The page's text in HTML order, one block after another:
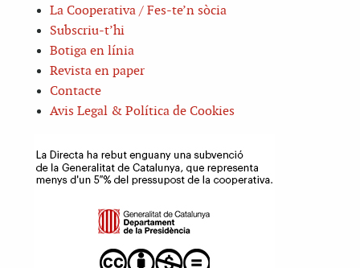
La Cooperativa / Fes-te’n sòcia
Subscriu-t’hi
Botiga en línia
Revista en paper
Contacte
Avis Legal & Política de Cookies